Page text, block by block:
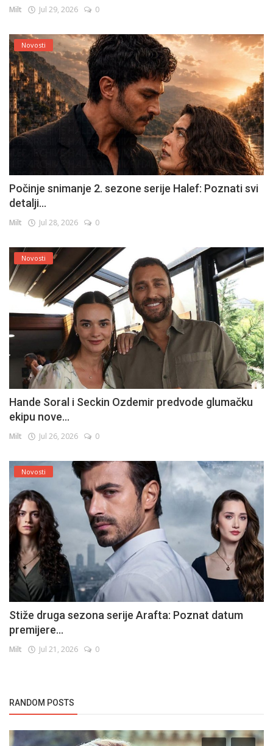
Milt Jul 29, 2026 0
Novosti
Počinje snimanje 2. sezone serije Halef: Poznati svi
detalji...
Milt Jul 28, 2026 0
Novosti
Hande Soral i Seckin Ozdemir predvode glumačku
ekipu nove...
Milt Jul 26, 2026 0
Novosti
Stiže druga sezona serije Arafta: Poznat datum
premijere...
Milt Jul 21, 2026 0
RANDOM POSTS